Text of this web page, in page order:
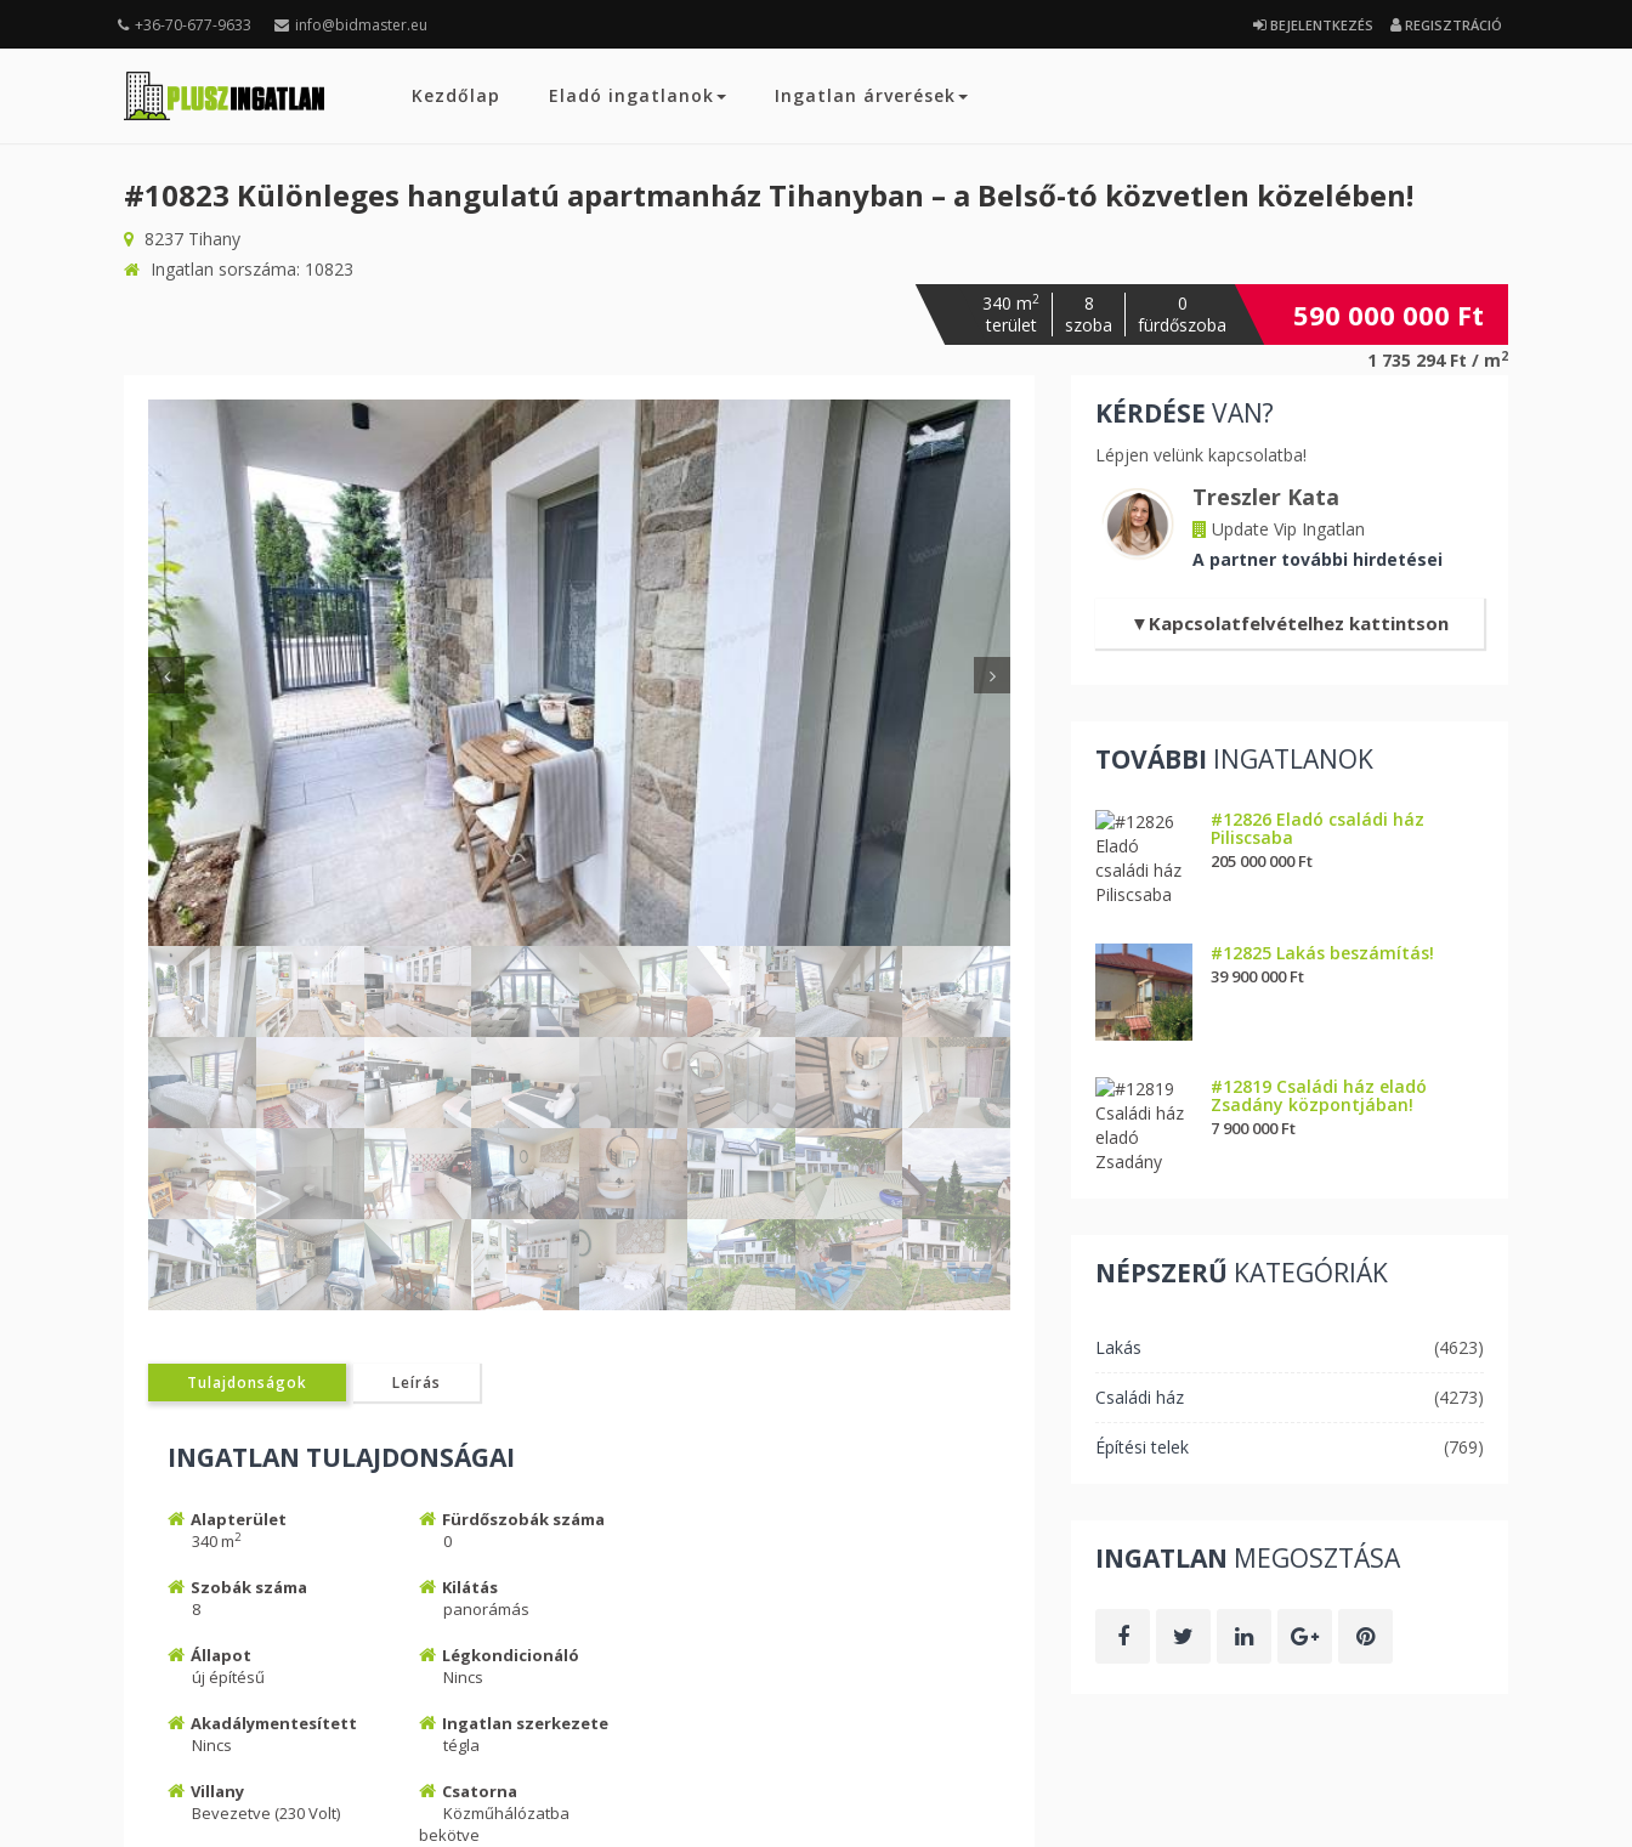
+36-70-677-9633 info@bidmaster.eu BEJELENTKEZÉS REGISZTRÁCIÓ
Kezdőlap Eladó ingatlanok Ingatlan árverések
#10823 Különleges hangulatú apartmanház Tihanyban – a Belső-tó közvetlen közelében!
8237 Tihany
Ingatlan sorszáma: 10823
340 m2
terület
8
szoba
0
fürdőszoba
590 000 000 Ft
1 735 294 Ft / m2
Következő
Tulajdonságok Leírás
INGATLAN TULAJDONSÁGAI
Alapterület
340 m2
Szobák száma
8
Fürdőszobák száma
0
Kilátás
panorámás
Állapot
új építésű
Akadálymentesített
Nincs
Légkondicionáló
Nincs
Ingatlan szerkezete
tégla
Villany
Bevezetve (230 Volt)
Csatorna
Közműhálózatba
bekötve
KÉRDÉSE VAN?
Lépjen velünk kapcsolatba!
Treszler Kata
Update Vip Ingatlan
A partner további hirdetései
Kapcsolatfelvételhez kattintson
TOVÁBBI INGATLANOK
#12826 Eladó családi ház
Piliscsaba
205 000 000 Ft
#12825 Lakás beszámítás!
39 900 000 Ft
#12819 Családi ház eladó
Zsadány központjában!
7 900 000 Ft
NÉPSZERŰ KATEGÓRIÁK
Lakás (4623)
Családi ház (4273)
Építési telek (769)
INGATLAN MEGOSZTÁSA